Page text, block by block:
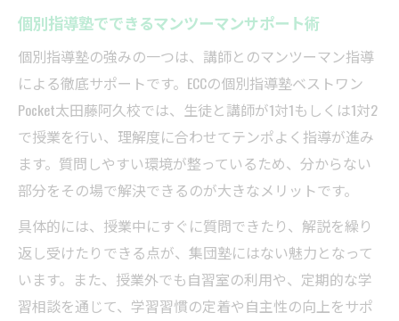
個別指導塾でできるマンツーマンサポート術
個別指導塾の強みの一つは、講師とのマンツーマン指導
による徹底サポートです。ECCの個別指導塾ベストワン
Pocket太田藤阿久校では、生徒と講師が1対1もしくは1対2
で授業を行い、理解度に合わせてテンポよく指導が進み
ます。質問しやすい環境が整っているため、分からない
部分をその場で解決できるのが大きなメリットです。
具体的には、授業中にすぐに質問できたり、解説を繰り
返し受けたりできる点が、集団塾にはない魅力となって
います。また、授業外でも自習室の利用や、定期的な学
習相談を通じて、学習習慣の定着や自主性の向上をサポ